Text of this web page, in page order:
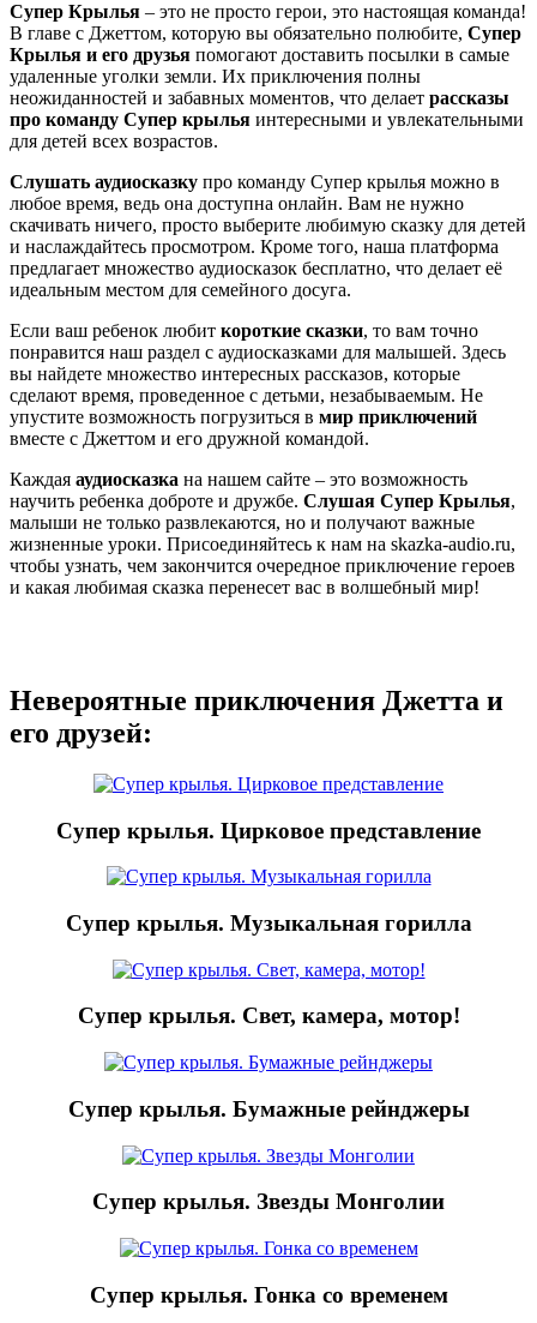
Супер Крылья – это не просто герои, это настоящая команда!
В главе с Джеттом, которую вы обязательно полюбите, Супер
Крылья и его друзья помогают доставить посылки в самые
удаленные уголки земли. Их приключения полны
неожиданностей и забавных моментов, что делает рассказы
про команду Супер крылья интересными и увлекательными
для детей всех возрастов.
Слушать аудиосказку про команду Супер крылья можно в
любое время, ведь она доступна онлайн. Вам не нужно
скачивать ничего, просто выберите любимую сказку для детей
и наслаждайтесь просмотром. Кроме того, наша платформа
предлагает множество аудиосказок бесплатно, что делает её
идеальным местом для семейного досуга.
Если ваш ребенок любит короткие сказки, то вам точно
понравится наш раздел с аудиосказками для малышей. Здесь
вы найдете множество интересных рассказов, которые
сделают время, проведенное с детьми, незабываемым. Не
упустите возможность погрузиться в мир приключений
вместе с Джеттом и его дружной командой.
Каждая аудиосказка на нашем сайте – это возможность
научить ребенка доброте и дружбе. Слушая Супер Крылья,
малыши не только развлекаются, но и получают важные
жизненные уроки. Присоединяйтесь к нам на skazka-audio.ru,
чтобы узнать, чем закончится очередное приключение героев
и какая любимая сказка перенесет вас в волшебный мир!
Невероятные приключения Джетта и
его друзей:
Супер крылья. Цирковое представление
Супер крылья. Музыкальная горилла
Супер крылья. Свет, камера, мотор!
Супер крылья. Бумажные рейнджеры
Супер крылья. Звезды Монголии
Супер крылья. Гонка со временем